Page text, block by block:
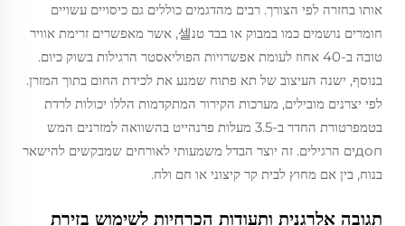
אותו בחזרה לפי הצורך. רבים מהדגמים כוללים גם כיסויים עשויים
חומרים נושמים כמו במבוק או בבד טנ셀, אשר מאפשרים זרימת אוויר
טובה ב-40 אחוז לעומת אפשרויות הפוליאסטר הרגילות בשוק כיום.
בנוסף, ישנה העיצוב של תא פתוח שמנע את לכידת החום בתוך המזרן.
לפי יצרנים מובילים, מערכות הקירור המתקדמות הללו יכולות לרדת
בטמפרטורת החדר ב-3.5 מעלות פרנהייט בהשוואה למזרנים המש
допים הרגילים. זה יוצר הבדל משמעותי לאורחים שמבקשים להישאר
בנוח, בין אם מחוץ לבית קר קיצוני או חם ולח.
תגובה אלרגנית ותעודות הכרחיות לשימוש בזירת